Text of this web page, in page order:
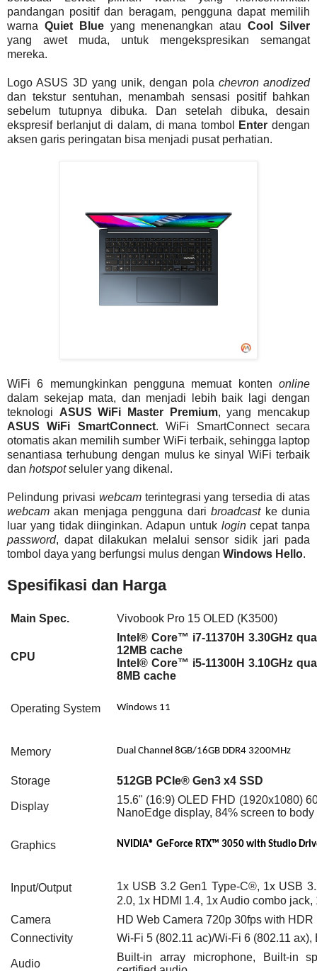
pandangan positif dan beragam, pengguna dapat memilih
warna Quiet Blue yang menenangkan atauCool Silver
yang awet muda, untuk mengekspresikan semangat
mereka.
Logo ASUS 3D yang unik, dengan pola chevron anodized
dan tekstur sentuhan, menambah sensasi positif bahkan
sebelum tutupnya dibuka. Dan setelah dibuka, desain
ekspresif berlanjut di dalam, di mana tombol
Enter dengan
aksen garis peringatan bisa menjadi pusat perhatian.
WiFi 6 memungkinkan pengguna memuat konten online
dalam sekejap mata, dan menjadi lebih baik lagi dengan
teknologi ASUS WiFi Master Premium, yang mencakup
ASUS WiFi SmartConnect. WiFi SmartConnect secara
otomatis akan memilih sumber WiFi terbaik, sehingga laptop
senantiasa terhubung dengan mulus ke sinyal WiFi terbaik
dan hotspotseluler yang dikenal.
Pelindung privasi webcam terintegrasi yang tersedia di atas
webcamakan menjaga pengguna daribroadcast ke dunia
luar yang tidak diinginkan. Adapun untuk logincepat tanpa
password, dapat dilakukan melalui sensor sidik jari pada
tombol daya yang berfungsi mulus dengan Windows Hello.
Spesifikasi dan Harga
Main Spec. Vivobook Pro 15 OLED (K3500)
CPU
Intel® Core™ i7-11370H 3.30GHz
12MB cache
Intel® Core™ i5-11300H 3.10GHz
8MB cache
Operating System Windows 11
Memory Dual Channel 8GB/16GB DDR4 3200MHz
Storage 512GB PCIe® Gen3 x4 SSD
Display
15.6" (16:9) OLED FHD (1920x1080)
NanoEdge display, 84% screen to body
Graphics NVIDIA® GeForce RTX™ 3050 with Studio
Input/Output
1x USB 3.2 Gen1 Type-C®, 1x USB
2.0, 1x HDMI 1.4, 1x Audio combo
Camera
HD Web Camera 720p 30fps with
Connectivity
Wi-Fi 5 (802.11 ac)/Wi-Fi 6 (802.11 ax),
Audio
Built-in array microphone, Built-in